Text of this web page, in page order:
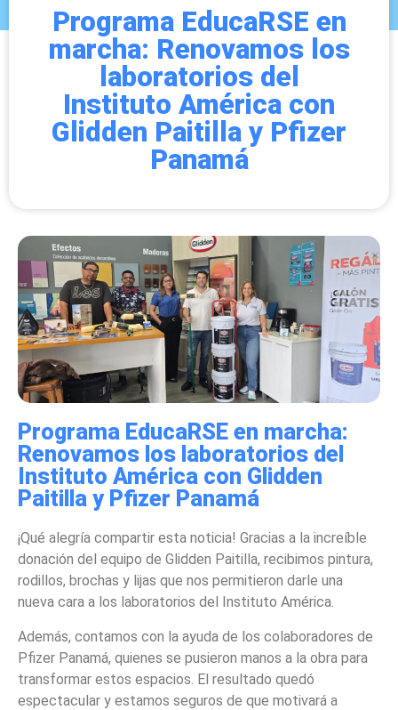
Programa EducaRSE en
marcha: Renovamos los
laboratorios del
Instituto América con
Glidden Paitilla y Pfizer
Panamá
Programa EducaRSE en marcha:
Renovamos los laboratorios del
Instituto América con Glidden
Paitilla y Pfizer Panamá
¡Qué alegría compartir esta noticia! Gracias a la increíble
donación del equipo de Glidden Paitilla, recibimos pintura,
rodillos, brochas y lijas que nos permitieron darle una
nueva cara a los laboratorios del Instituto América.
Además, contamos con la ayuda de los colaboradores de
Pfizer Panamá, quienes se pusieron manos a la obra para
transformar estos espacios. El resultado quedó
espectacular y estamos seguros de que motivará a